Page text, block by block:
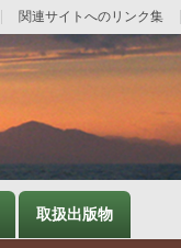
関連サイトへのリンク集
取扱出版物